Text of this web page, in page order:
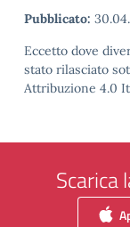
Pubblicato:
Eccetto dove
stato rilasciato
Attribuzione 4.0
Scarica